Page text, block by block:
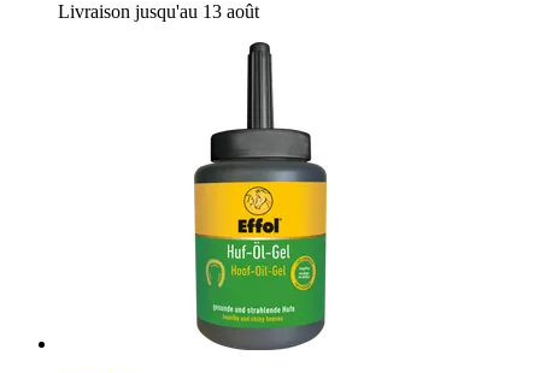
Livraison jusqu'au 13 août